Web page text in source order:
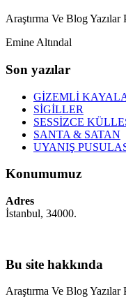
Araştırma Ve Blog Yazılar
Emine Altındal
Son yazılar
GİZEMLİ
SİGİLLER
SESSİZCE
SANTA & SATAN
UYANIŞ
Konumumuz
Adres
İstanbul, 34000.
Bu site hakkında
Araştırma Ve Blog Yazılar